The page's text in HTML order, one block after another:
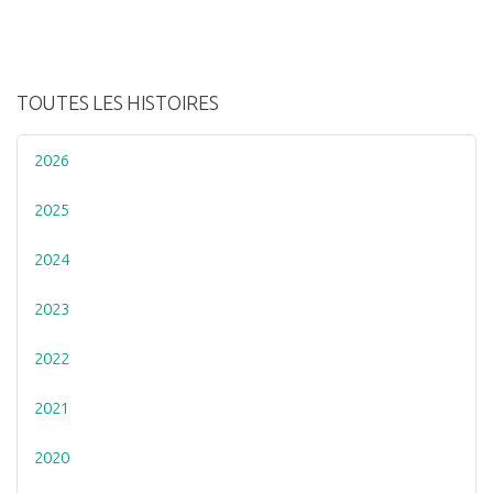
TOUTES LES HISTOIRES
2026
2025
2024
2023
2022
2021
2020